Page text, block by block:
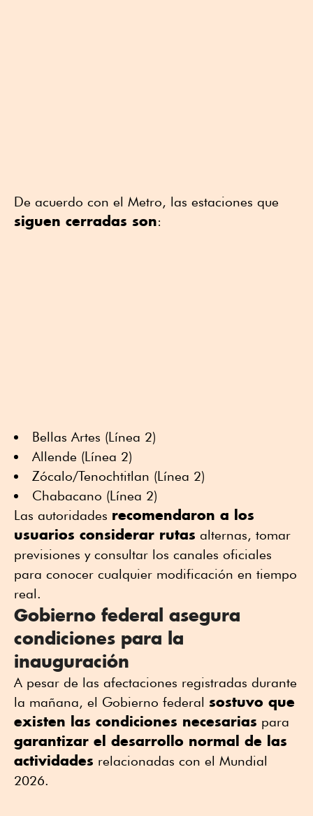
De acuerdo con el Metro, las estaciones que
siguen cerradas son:
Bellas Artes (Línea 2)
Allende (Línea 2)
Zócalo/Tenochtitlan (Línea 2)
Chabacano (Línea 2)
Las autoridades recomendaron a los
usuarios considerar rutas alternas, tomar
previsiones y consultar los canales oficiales
para conocer cualquier modificación en tiempo
real.
Gobierno federal asegura
condiciones para la
inauguración
A pesar de las afectaciones registradas durante
la mañana, el Gobierno federal sostuvo que
existen las condiciones necesarias para
garantizar el desarrollo normal de las
actividades relacionadas con el Mundial
2026.